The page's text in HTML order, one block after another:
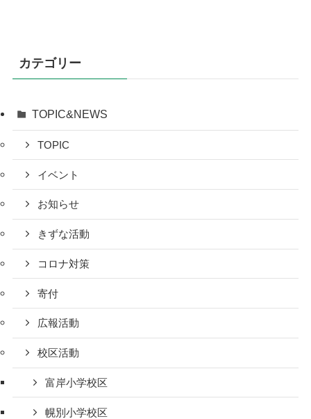
カテゴリー
TOPIC&NEWS
TOPIC
イベント
お知らせ
きずな活動
コロナ対策
寄付
広報活動
校区活動
富岸小学校区
幌別小学校区